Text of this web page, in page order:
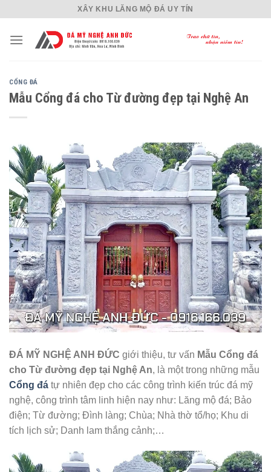
content
XÂY KHU LĂNG MỘ ĐÁ UY TÍN
CỔNG ĐÁ
Mẫu Cổng đá cho Từ đường đẹp tại Nghệ An
ĐÁ MỸ NGHỆ ANH ĐỨC giới thiệu, tư vấn Mẫu Cổng đá
cho Từ đường đẹp tại Nghệ An, là một trong những mẫu
Cổng đá tự nhiên đẹp cho các công trình kiến trúc đá mỹ
nghệ, công trình tâm linh hiện nay như: Lăng mộ đá; Bảo
điện; Từ đường; Đình làng; Chùa; Nhà thờ tổ/họ; Khu di
tích lịch sử; Danh lam thắng cảnh;…